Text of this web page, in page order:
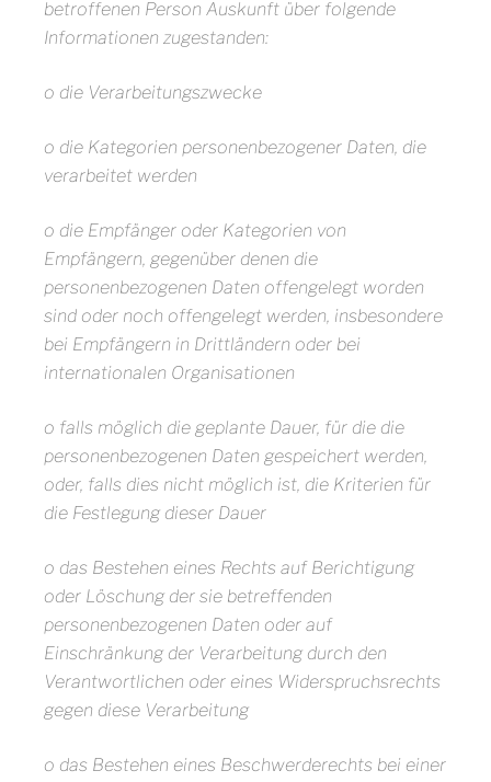
betroffenen Person Auskunft über folgende
Informationen zugestanden:
o die Verarbeitungszwecke
o die Kategorien personenbezogener Daten, die
verarbeitet werden
o die Empfänger oder Kategorien von
Empfängern, gegenüber denen die
personenbezogenen Daten offengelegt worden
sind oder noch offengelegt werden, insbesondere
bei Empfängern in Drittländern oder bei
internationalen Organisationen
o falls möglich die geplante Dauer, für die die
personenbezogenen Daten gespeichert werden,
oder, falls dies nicht möglich ist, die Kriterien für
die Festlegung dieser Dauer
o das Bestehen eines Rechts auf Berichtigung
oder Löschung der sie betreffenden
personenbezogenen Daten oder auf
Einschränkung der Verarbeitung durch den
Verantwortlichen oder eines Widerspruchsrechts
gegen diese Verarbeitung
o das Bestehen eines Beschwerderechts bei einer